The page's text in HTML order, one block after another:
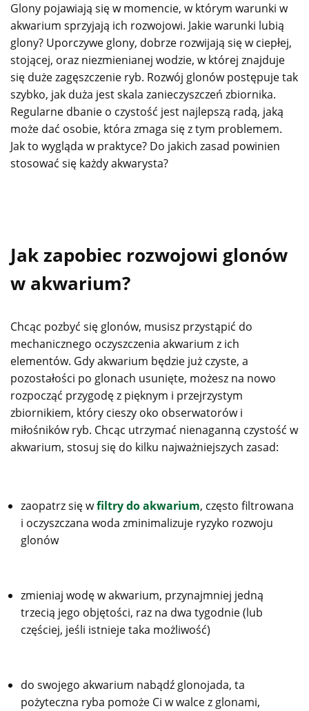
Glony pojawiają się w momencie, w którym warunki w
akwarium sprzyjają ich rozwojowi. Jakie warunki lubią
glony? Uporczywe glony, dobrze rozwijają się w ciepłej,
stojącej, oraz niezmienianej wodzie, w której znajduje
się duże zagęszczenie ryb. Rozwój glonów postępuje tak
szybko, jak duża jest skala zanieczyszczeń zbiornika.
Regularne dbanie o czystość jest najlepszą radą, jaką
może dać osobie, która zmaga się z tym problemem.
Jak to wygląda w praktyce? Do jakich zasad powinien
stosować się każdy akwarysta?
Jak zapobiec rozwojowi glonów
w akwarium?
Chcąc pozbyć się glonów, musisz przystąpić do
mechanicznego oczyszczenia akwarium z ich
elementów. Gdy akwarium będzie już czyste, a
pozostałości po glonach usunięte, możesz na nowo
rozpocząć przygodę z pięknym i przejrzystym
zbiornikiem, który cieszy oko obserwatorów i
miłośników ryb. Chcąc utrzymać nienaganną czystość w
akwarium, stosuj się do kilku najważniejszych zasad:
zaopatrz się wfiltry do akwarium, często filtrowana
i oczyszczana woda zminimalizuje ryzyko rozwoju
glonów
zmieniaj wodę w akwarium, przynajmniej jedną
trzecią jego objętości, raz na dwa tygodnie (lub
częściej, jeśli istnieje taka możliwość)
do swojego akwarium nabądź glonojada, ta
pożyteczna ryba pomoże Ci w walce z glonami,